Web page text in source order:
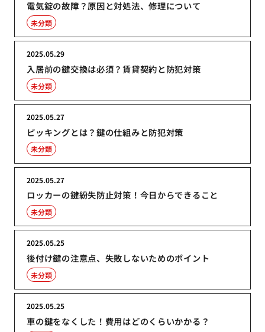
電気錠の故障？原因と対処法、修理について
未分類
入居前の鍵交換は必須？賃貸契約と防犯対策
2025.05.29
未分類
ピッキングとは？鍵の仕組みと防犯対策
2025.05.27
未分類
ロッカーの鍵紛失防止対策！今日からできること
2025.05.27
未分類
後付け鍵の注意点、失敗しないためのポイント
2025.05.25
未分類
車の鍵をなくした！費用はどのくらいかかる？
2025.05.25